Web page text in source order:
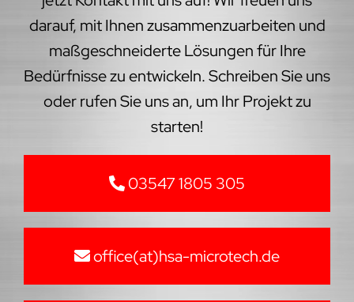
darauf, mit Ihnen zusammenzuarbeiten und
maßgeschneiderte Lösungen für Ihre
Bedürfnisse zu entwickeln. Schreiben Sie uns
oder rufen Sie uns an, um Ihr Projekt zu
starten!
03547 1805 305
office(at)hsa-microtech.de